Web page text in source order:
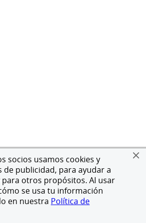
socios usamos cookies y
publicidad, para ayudar a
otros propósitos. Al usar
se usa tu información
en nuestra Política de